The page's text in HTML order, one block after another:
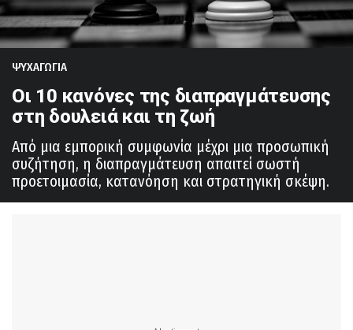
ΨΥΧΑΓΩΓΙΑ
Οι 10 κανόνες της διαπραγμάτευσης
στη δουλειά και τη ζωή
Από μια εμπορική συμφωνία μέχρι μια προσωπική
συζήτηση, η διαπραγμάτευση απαιτεί σωστή
προετοιμασία, κατανόηση και στρατηγική σκέψη.